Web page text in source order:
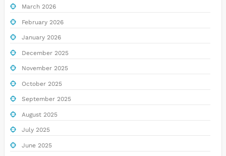
March 2026
February 2026
January 2026
December 2025
November 2025
October 2025
September 2025
August 2025
July 2025
June 2025